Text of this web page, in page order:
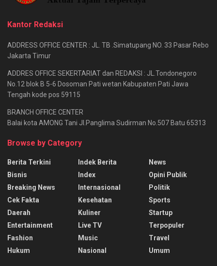
Kantor Redaksi
ADDRESS OFFICE CENTER : JL. TB .Simatupang NO. 33 Pasar Rebo
Jakarta Timur
ADDRES OFFICE SEKERTARIAT dan REDAKSI : JL.Tondonegoro
No.12 blok B 5-6 Dosoman Pati wetan Kabupaten Pati Jawa
Tengah kode pos 59115
BRANCH OFFICE CENTER
Balai kota AMONG Tani Jl.Panglima Sudirman No.507 Batu 65313
Browse by Category
Berita Terkini
Bisnis
Breaking News
Cek Fakta
Daerah
Entertainment
Fashion
Hukum
Indek Berita
Index
Internasional
Kesehatan
Kuliner
Live TV
Music
Nasional
News
Opini Publik
Politik
Sports
Startup
Terpopuler
Travel
Umum